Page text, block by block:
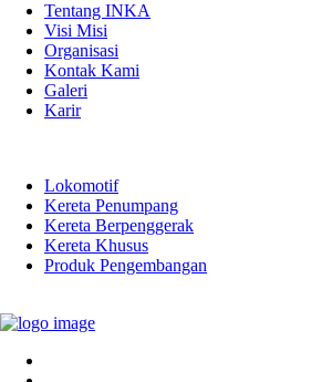
Tentang INKA
Visi Misi
Organisasi
Kontak Kami
Galeri
Karir
Lokomotif
Kereta Penumpang
Kereta Berpenggerak
Kereta Khusus
Produk Pengembangan